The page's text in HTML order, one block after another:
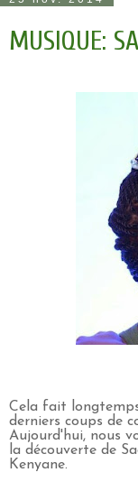
MUSIQUE:
Cela fait
derniers coups de
Aujourd'hui, nous
la découverte de
Kenyane.